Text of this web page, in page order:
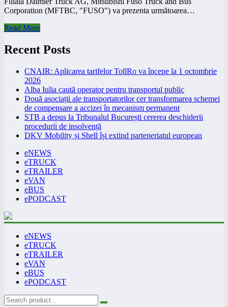
Corporation (MFTBC, "FUSO") va prezenta următoarea…
Read More
Recent Posts
CNAIR: Aplicarea tarifelor TollRo va începe la 1 octombrie
2026
Alba Iulia caută operator pentru transportul public
Două asociații ale transportatorilor cer transformarea schemei
de compensare a accizei în mecanism permanent
STB a depus la Tribunalul București cererea deschiderii
procedurii de insolvență
DKV Mobility și Shell își extind parteneriatul european
eNEWS
eTRUCK
eTRAILER
eVAN
eBUS
ePODCAST
eNEWS
eTRUCK
eTRAILER
eVAN
eBUS
ePODCAST